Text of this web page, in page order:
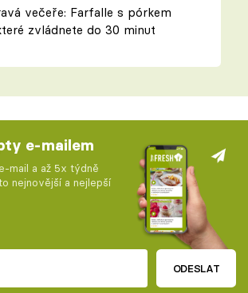
večeře: Farfalle s pórkem
zvládnete do 30 minut
e-mailem
mail a až 5x týdně
nejnovější a nejlepší
ODESLAT